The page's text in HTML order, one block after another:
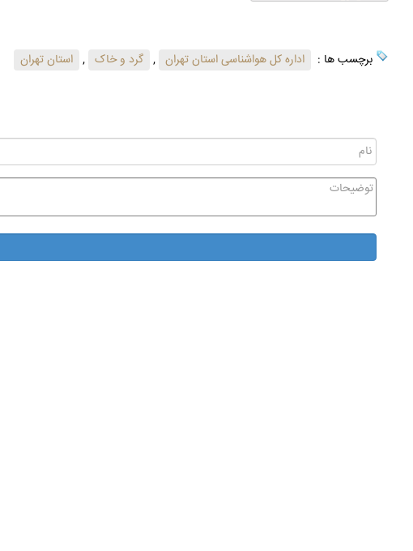
برچسب ها : اداره کل هواشناسی استان تهران , گرد و خاک , استان تهران